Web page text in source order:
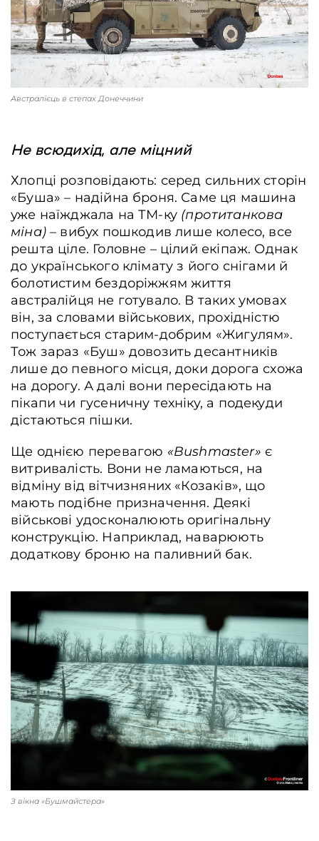
Австралієць в степах Донеччини
Не всюдихід, але міцний
Хлопці розповідають: серед сильних сторін
«Буша» – надійна броня. Саме ця машина
уже наїжджала на ТМ-ку (протитанкова
міна)– вибух пошкодив лише колесо, все
решта ціле. Головне – цілий екіпаж. Однак
до українського клімату з його снігами й
болотистим бездоріжжям життя
австралійця не готувало. В таких умовах
він, за словами військових, прохідністю
поступається старим-добрим «Жигулям».
Тож зараз «Буш» довозить десантників
лише до певного місця, доки дорога схожа
на дорогу. А далі вони пересідають на
пікапи чи гусеничну техніку, а подекуди
дістаються пішки.
Ще однією перевагою «Bushmaster» є
витривалість. Вони не ламаються, на
відміну від вітчизняних «Козаків», що
мають подібне призначення. Деякі
військові удосконалюють оригінальну
конструкцію. Наприклад, наварюють
додаткову броню на паливний бак.
З вікна «Бушмайстера»